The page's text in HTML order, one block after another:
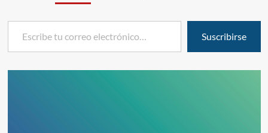
Escribe tu correo electrónico…
Suscribirse